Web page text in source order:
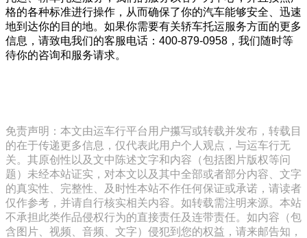
格的各种标准进行操作，从而确保了你的汽车能够安全、迅速
地到达你的目的地。如果你需要有关轿车托运服务方面的更多
信息，请致电我们的客服电话：400-879-0958，我们随时等
待你的咨询和服务请求。
免责声明：本文由运车行平台用户攥写或转载并发布，转载目
的在于传递更多信息，仅代表此用户个人观点，与运车行无
关。其原创性以及文中陈述文字和内容（包括图片版权等问
题）未经本站证实，对本文以及其中全部或者部分内容、文字
的真实性、完整性、及时性本站不作任何保证或承诺，请读者
仅作参考，并请自行核实相关内容。如转载需注明来源。本站
不承担此类作品侵权行为的直接责任及连带责任。如内容（包
含图片、视频、音频、文字）侵犯到您的权益，请来邮告知，